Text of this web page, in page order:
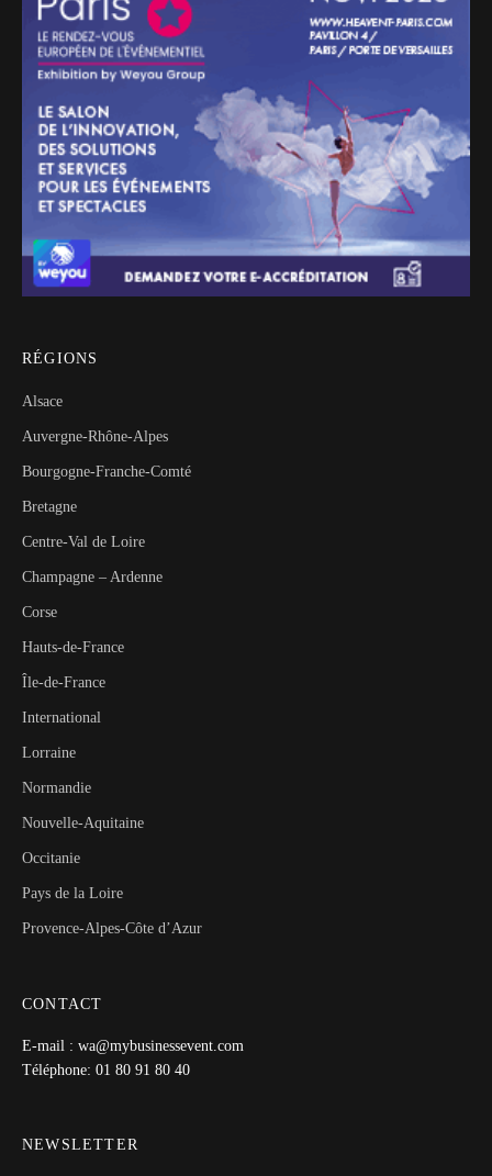
RÉGIONS
Alsace
Auvergne-Rhône-Alpes
Bourgogne-Franche-Comté
Bretagne
Centre-Val de Loire
Champagne – Ardenne
Corse
Hauts-de-France
Île-de-France
International
Lorraine
Normandie
Nouvelle-Aquitaine
Occitanie
Pays de la Loire
Provence-Alpes-Côte d’Azur
CONTACT
E-mail : wa@mybusinessevent.com
Téléphone: 01 80 91 80 40
NEWSLETTER